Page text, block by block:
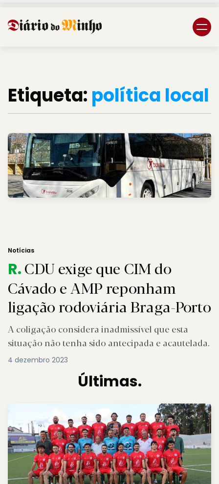
Etiqueta: política local
Notícias
R.CDU exige que CIM do
Cávado e AMP reponham
ligação rodoviária Braga-Porto
A coligação considera inadmissível que esta
situação não tenha sido antecipada e acautelada.
4 dezembro 2023
Últimas.